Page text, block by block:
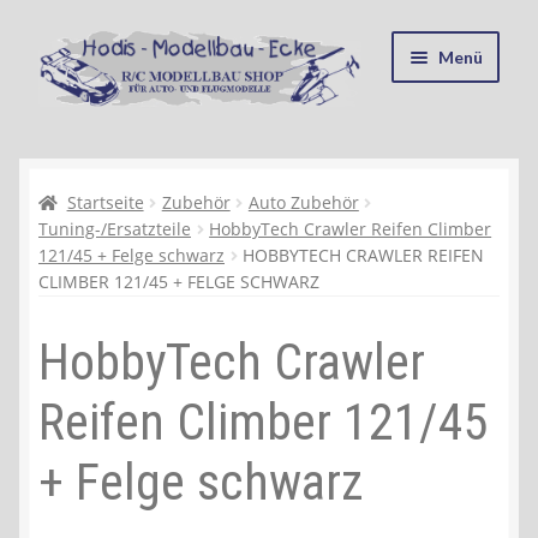
Zur
Navigation
springen
Zum
Inhalt
springen
Menü
Kasse
Mein Konto
Warenkorb
Startseite Zubehör
Auto Zubehör
Tuning-/Ersatzteile
HobbyTech Crawler Reifen Climber
121/45 + Felge schwarz
HOBBYTECH CRAWLER REIFEN
CLIMBER 121/45 + FELGE SCHWARZ
HobbyTech Crawler
Reifen Climber 121/45
+ Felge schwarz